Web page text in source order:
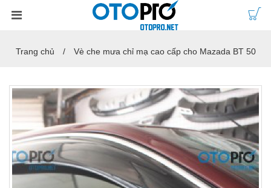
Trang chủ Vè che mưa chỉ mạ cao cấp cho Mazada BT 50